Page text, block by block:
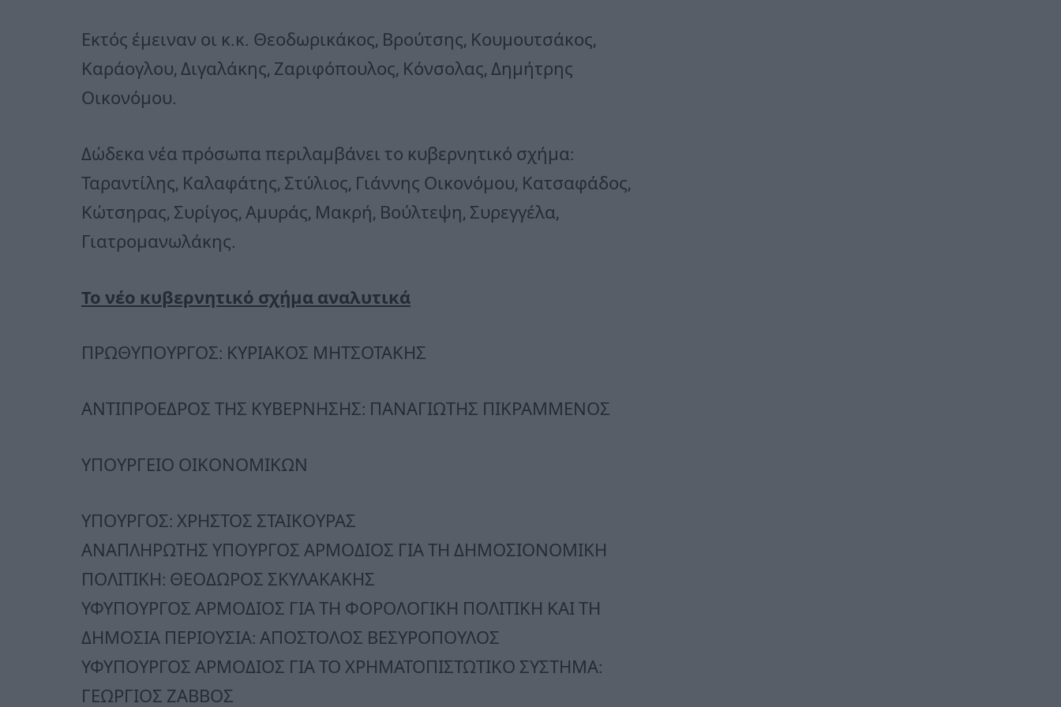
Εκτός έμειναν οι κ.κ. Θεοδωρικάκος, Βρούτσης, Κουμουτσάκος,
Καράογλου, Διγαλάκης, Ζαριφόπουλος, Κόνσολας, Δημήτρης
Οικονόμου.
Δώδεκα νέα πρόσωπα περιλαμβάνει το κυβερνητικό σχήμα:
Ταραντίλης, Καλαφάτης, Στύλιος, Γιάννης Οικονόμου, Κατσαφάδος,
Κώτσηρας, Συρίγος, Αμυράς, Μακρή, Βούλτεψη, Συρεγγέλα,
Γιατρομανωλάκης.
Το νέο κυβερνητικό σχήμα αναλυτικά
ΠΡΩΘΥΠΟΥΡΓΟΣ: ΚΥΡΙΑΚΟΣ ΜΗΤΣΟΤΑΚΗΣ
ΑΝΤΙΠΡΟΕΔΡΟΣ ΤΗΣ ΚΥΒΕΡΝΗΣΗΣ: ΠΑΝΑΓΙΩΤΗΣ ΠΙΚΡΑΜΜΕΝΟΣ
ΥΠΟΥΡΓΕΙΟ ΟΙΚΟΝΟΜΙΚΩΝ
ΥΠΟΥΡΓΟΣ: ΧΡΗΣΤΟΣ ΣΤΑΙΚΟΥΡΑΣ
ΑΝΑΠΛΗΡΩΤΗΣ ΥΠΟΥΡΓΟΣ ΑΡΜΟΔΙΟΣ ΓΙΑ ΤΗ ΔΗΜΟΣΙΟΝΟΜΙΚΗ
ΠΟΛΙΤΙΚΗ: ΘΕΟΔΩΡΟΣ ΣΚΥΛΑΚΑΚΗΣ
ΥΦΥΠΟΥΡΓΟΣ ΑΡΜΟΔΙΟΣ ΓΙΑ ΤΗ ΦΟΡΟΛΟΓΙΚΗ ΠΟΛΙΤΙΚΗ ΚΑΙ ΤΗ
ΔΗΜΟΣΙΑ ΠΕΡΙΟΥΣΙΑ: ΑΠΟΣΤΟΛΟΣ ΒΕΣΥΡΟΠΟΥΛΟΣ
ΥΦΥΠΟΥΡΓΟΣ ΑΡΜΟΔΙΟΣ ΓΙΑ ΤΟ ΧΡΗΜΑΤΟΠΙΣΤΩΤΙΚΟ ΣΥΣΤΗΜΑ:
ΓΕΩΡΓΙΟΣ ΖΑΒΒΟΣ